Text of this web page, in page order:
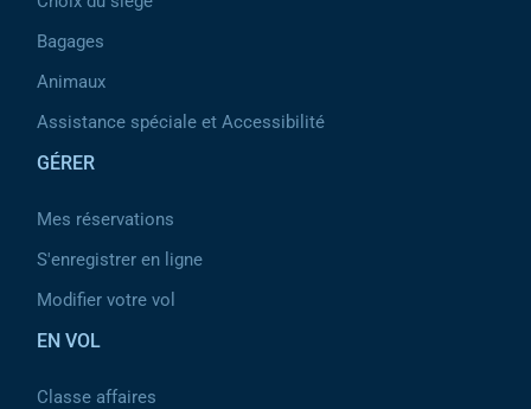
Bagages
Animaux
Assistance spéciale et Accessibilité
GÉRER
Mes réservations
S'enregistrer en ligne
Modifier votre vol
EN VOL
Classe affaires